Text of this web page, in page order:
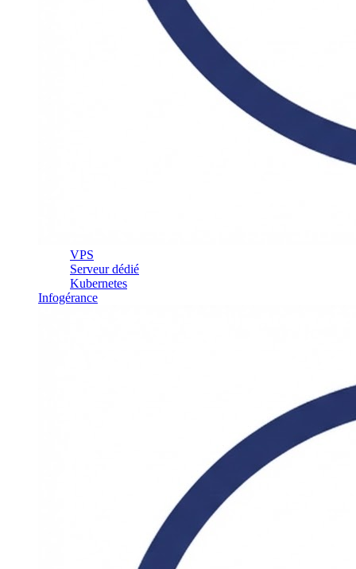
VPS
Serveur dédié
Kubernetes
Infogérance